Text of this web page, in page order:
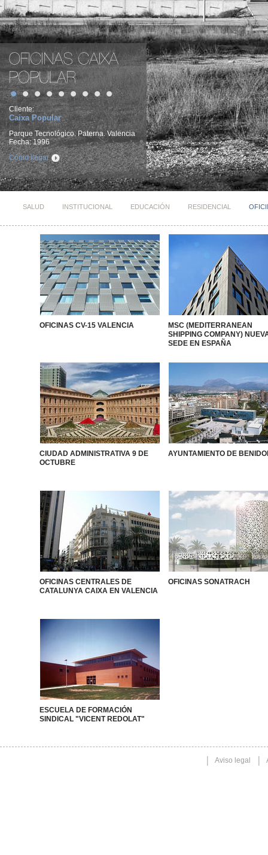
Cliente:
Caixa Popular
Parque Tecnológico. Paterna. Valencia
Fecha: 1996
Cómo llegar
SALUD INSTITUCIONAL EDUCACIÓN RESIDENCIAL
OFICINAS CV-15 VALENCIA
MSC (MEDITERRANEAN
SHIPPING COMPANY)
SEDE EN ESPAÑA
CIUDAD ADMINISTRATIVA 9 DE
OCTUBRE
AYUNTAMIENTO DE
OFICINAS CENTRALES DE
CATALUNYA CAIXA EN VALENCIA
OFICINAS SONATRACH
ESCUELA DE FORMACIÓN
SINDICAL "VICENT REDOLAT"
Aviso legal